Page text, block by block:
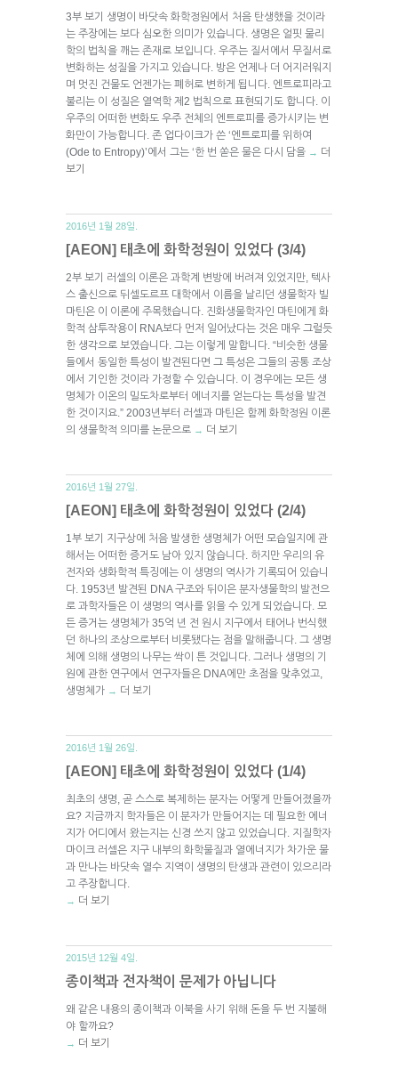
3부 보기 생명이 바닷속 화학정원에서 처음 탄생했을 것이라
는 주장에는 보다 심오한 의미가 있습니다. 생명은 얼핏 물리
학의 법칙을 깨는 존재로 보입니다. 우주는 질서에서 무질서로
변화하는 성질을 가지고 있습니다. 방은 언제나 더 어지러워지
며 멋진 건물도 언젠가는 폐허로 변하게 됩니다. 엔트로피라고
불리는 이 성질은 열역학 제2 법칙으로 표현되기도 합니다. 이
우주의 어떠한 변화도 우주 전체의 엔트로피를 증가시키는 변
화만이 가능합니다. 존 업다이크가 쓴 ‘엔트로피를 위하여
(Ode to Entropy)’에서 그는 ‘한 번 쏟은 물은 다시 담을 → 더
보기
2016년 1월 28일.
[AEON] 태초에 화학정원이 있었다 (3/4)
2부 보기 러셀의 이론은 과학계 변방에 버려져 있었지만, 텍사
스 출신으로 뒤셀도르프 대학에서 이름을 날리던 생물학자 빌
마틴은 이 이론에 주목했습니다. 진화생물학자인 마틴에게 화
학적 삼투작용이 RNA보다 먼저 일어났다는 것은 매우 그럴듯
한 생각으로 보였습니다. 그는 이렇게 말합니다. “비슷한 생물
들에서 동일한 특성이 발견된다면 그 특성은 그들의 공통 조상
에서 기인한 것이라 가정할 수 있습니다. 이 경우에는 모든 생
명체가 이온의 밀도차로부터 에너지를 얻는다는 특성을 발견
한 것이지요.” 2003년부터 러셀과 마틴은 함께 화학정원 이론
의 생물학적 의미를 논문으로 → 더 보기
2016년 1월 27일.
[AEON] 태초에 화학정원이 있었다 (2/4)
1부 보기 지구상에 처음 발생한 생명체가 어떤 모습일지에 관
해서는 어떠한 증거도 남아 있지 않습니다. 하지만 우리의 유
전자와 생화학적 특징에는 이 생명의 역사가 기록되어 있습니
다. 1953년 발견된 DNA 구조와 뒤이은 분자생물학의 발전으
로 과학자들은 이 생명의 역사를 읽을 수 있게 되었습니다. 모
든 증거는 생명체가 35억 년 전 원시 지구에서 태어나 번식했
던 하나의 조상으로부터 비롯됐다는 점을 말해줍니다. 그 생명
체에 의해 생명의 나무는 싹이 튼 것입니다. 그러나 생명의 기
원에 관한 연구에서 연구자들은 DNA에만 초점을 맞추었고,
생명체가 → 더 보기
2016년 1월 26일.
[AEON] 태초에 화학정원이 있었다 (1/4)
최초의 생명, 곧 스스로 복제하는 분자는 어떻게 만들어졌을까
요? 지금까지 학자들은 이 분자가 만들어지는 데 필요한 에너
지가 어디에서 왔는지는 신경 쓰지 않고 있었습니다. 지질학자
마이크 러셀은 지구 내부의 화학물질과 열에너지가 차가운 물
과 만나는 바닷속 열수 지역이 생명의 탄생과 관련이 있으리라
고 주장합니다.
→ 더 보기
2015년 12월 4일.
종이책과 전자책이 문제가 아닙니다
왜 같은 내용의 종이책과 이북을 사기 위해 돈을 두 번 지불해
야 할까요?
→ 더 보기